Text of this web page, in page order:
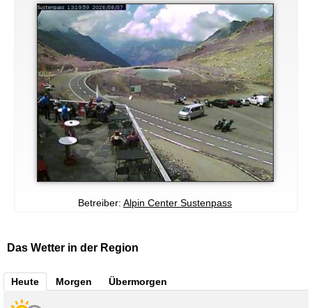
Betreiber: Alpin Center Sustenpass
Das Wetter in der Region
Heute Morgen Übermorgen